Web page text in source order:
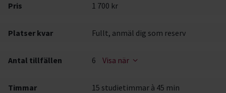
Pris 1 700 kr
Platser kvar Fullt, anmäl dig som reserv
Antal tillfällen 6 Visa när
Timmar 15 studietimmar à 45 min